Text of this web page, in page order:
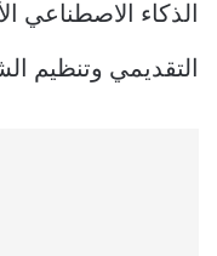
الذكاء
التقديمي وتنظيم